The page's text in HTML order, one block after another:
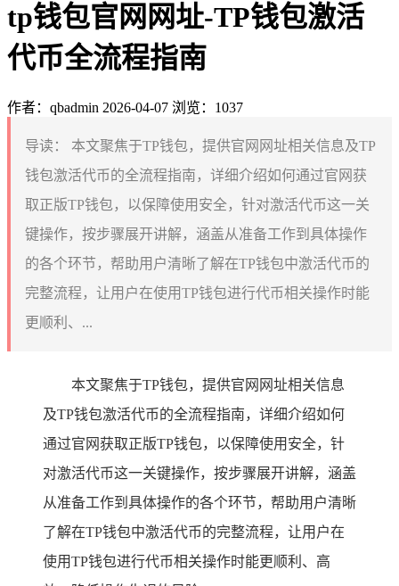
tp钱包官网网址-TP钱包激活
代币全流程指南
作者：qbadmin 2026-04-07 浏览：1037
导读：
本文聚焦于TP钱包，提供官网网址相关信息及TP
钱包激活代币的全流程指南，详细介绍如何通过官网获
取正版TP钱包，以保障使用安全，针对激活代币这一关
键操作，按步骤展开讲解，涵盖从准备工作到具体操作
的各个环节，帮助用户清晰了解在TP钱包中激活代币的
完整流程，让用户在使用TP钱包进行代币相关操作时能
更顺利、...
本文聚焦于TP钱包，提供官网网址相关信息
及TP钱包激活代币的全流程指南，详细介绍如何
通过官网获取正版TP钱包，以保障使用安全，针
对激活代币这一关键操作，按步骤展开讲解，涵盖
从准备工作到具体操作的各个环节，帮助用户清晰
了解在TP钱包中激活代币的完整流程，让用户在
使用TP钱包进行代币相关操作时能更顺利、高